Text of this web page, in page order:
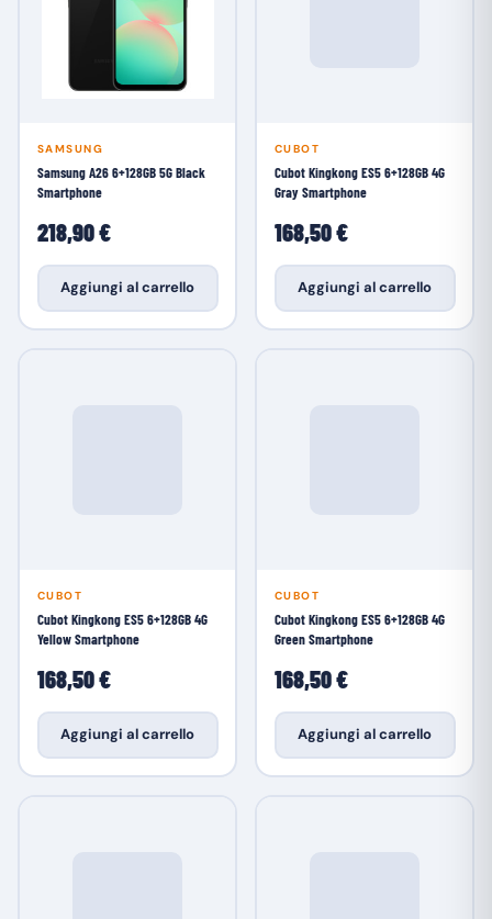
SAMSUNG
Samsung A26 6+128GB 5G Black
Smartphone
218,90 €
Aggiungi al carrello
CUBOT
Cubot Kingkong ES5 6+128GB 4G
Gray Smartphone
168,50 €
Aggiungi al carrello
CUBOT
Cubot Kingkong ES5 6+128GB 4G
Yellow Smartphone
168,50 €
Aggiungi al carrello
CUBOT
Cubot Kingkong ES5 6+128GB 4G
Green Smartphone
168,50 €
Aggiungi al carrello